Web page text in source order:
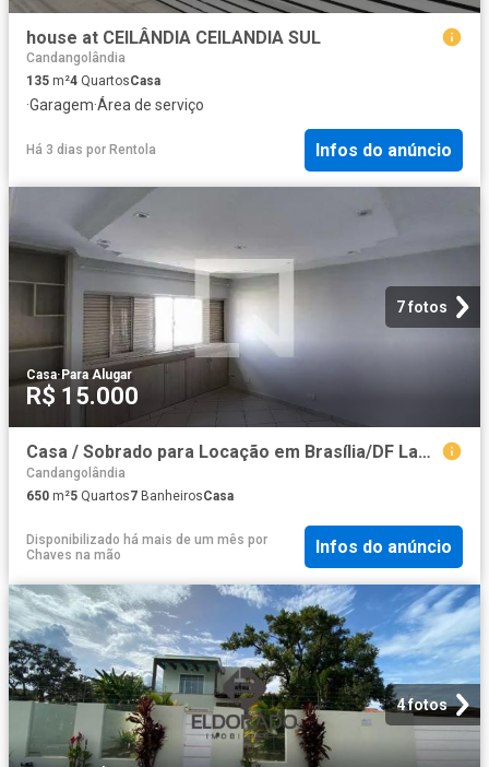
house at CEILÂNDIA CEILANDIA SUL
Candangolândia
135 m²4 QuartosCasa
·Garagem·Área de serviço
Há 3 dias por Rentola Infos do anúncio
7 fotos
Casa·Para Alugar
R$ 15.000
Casa / Sobrado para Locação em Brasília/DF Lago Sul 5 Quartos
Candangolândia
650 m²5 Quartos7 BanheirosCasa
Disponibilizado há mais de um mês por
Chaves na mão
Infos do anúncio
4 fotos